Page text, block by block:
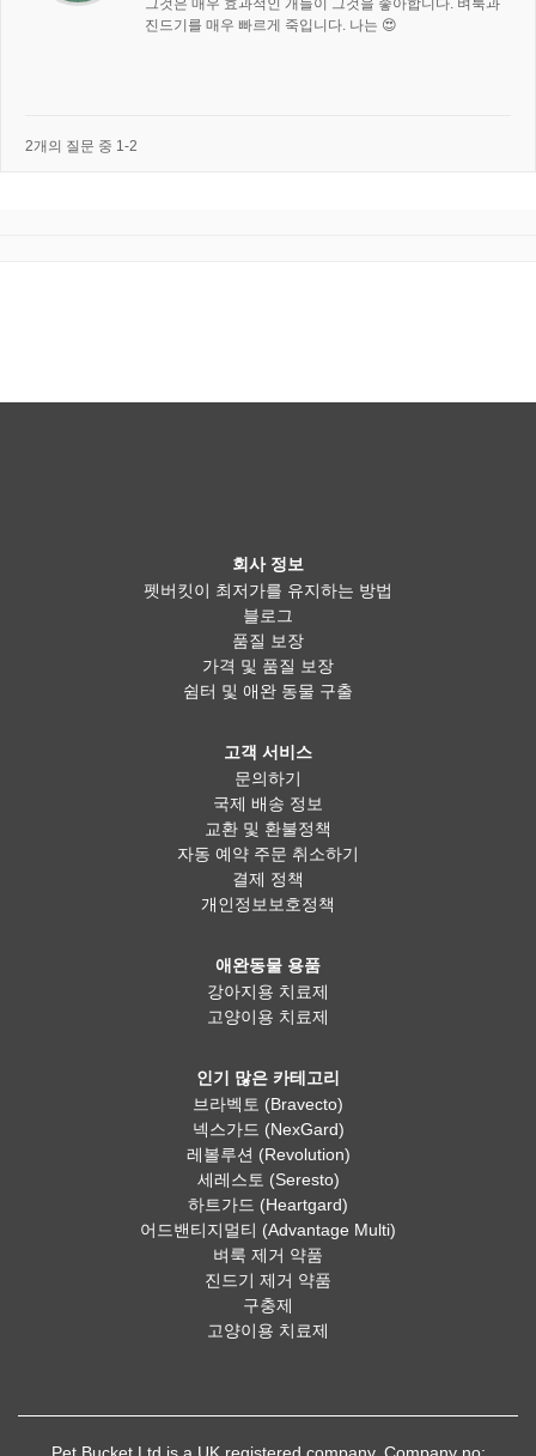
그것은 매우 효과적인 개들이 그것을 좋아합니다. 벼룩과
진드기를 매우 빠르게 죽입니다. 나는 😍
2개의 질문 중 1-2
펫버킷이 최저가를 유지하는 방법
블로그
품질 보장
가격 및 품질 보장
쉼터 및 애완 동물 구출
문의하기
국제 배송 정보
교환 및 환불정책
자동 예약 주문 취소하기
결제 정책
개인정보보호정책
강아지용 치료제
고양이용 치료제
브라벡토 (Bravecto)
넥스가드 (NexGard)
레볼루션 (Revolution)
세레스토 (Seresto)
하트가드 (Heartgard)
어드밴티지멀티 (Advantage Multi)
벼룩 제거 약품
진드기 제거 약품
구충제
고양이용 치료제